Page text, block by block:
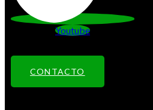
Youtube
CONTACTO